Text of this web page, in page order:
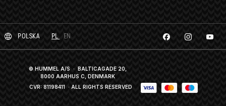
POLSKA PL EN
© HUMMEL A/S · BALTICAGADE 20,
8000 AARHUS C, DENMARK
CVR: 81198411 · ALL RIGHTS RESERVED